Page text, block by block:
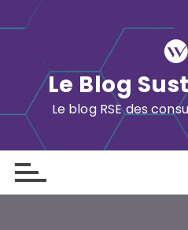
k
o
Le Blog
Le blog RSE des